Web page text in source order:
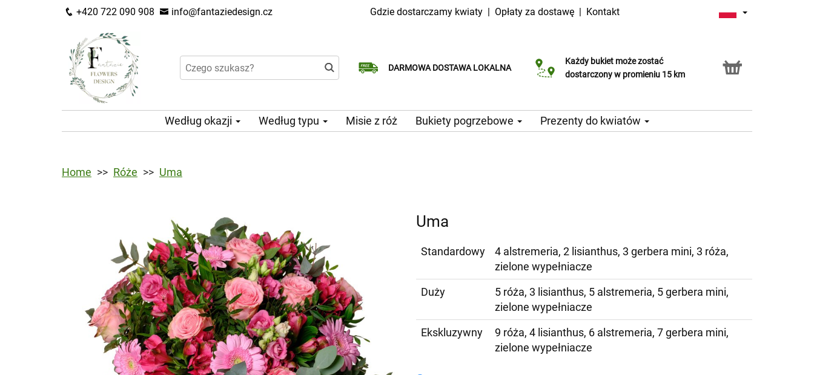
+420 722 090 908 info@fantaziedesign.cz Gdzie dostarczamy kwiaty | Opłaty za dostawę | Kontakt
DARMOWA DOSTAWA LOKALNA
Dostawa tego samego dnia
Wybierz datę dostawy
Każdy bukiet może zostać
dostarczony w promieniu 15 km
Usługa Click & Collect
Według okazji Według typu Misie z róż Bukiety pogrzebowe Prezenty do kwiatów
Home Róże Uma
Uma
Standardowy
4 alstremeria, 2 lisianthus, 3 gerbera mini, 3 róża,
zielone wypełniacze
Duży
5 róża, 3 lisianthus, 5 alstremeria, 5 gerbera mini,
zielone wypełniacze
Ekskluzywny
9 róża, 4 lisianthus, 6 alstremeria, 7 gerbera mini,
zielone wypełniacze